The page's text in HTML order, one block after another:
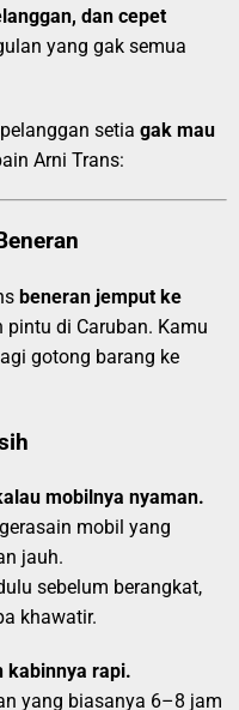
dan cepet
yang gak semua
setia gak mau
Arni Trans:
beneran jemput ke
di Caruban. Kamu
gotong barang ke
mobilnya nyaman.
mobil yang
jauh.
sebelum berangkat,
khawatir.
kabinnya rapi.
yang biasanya 6–8 jam